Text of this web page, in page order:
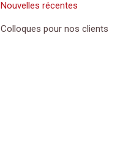
Nouvelles récentes
Colloques pour nos clients